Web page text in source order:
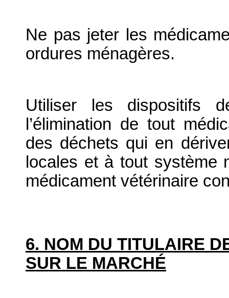
Ne pas jeter les
ordures ménagères.
Utiliser les dispositifs
l’élimination de tout
des déchets qui en
locales et à tout système
médicament vétérinaire
6. NOM DU TITULAIRE
SUR LE MARCHÉ